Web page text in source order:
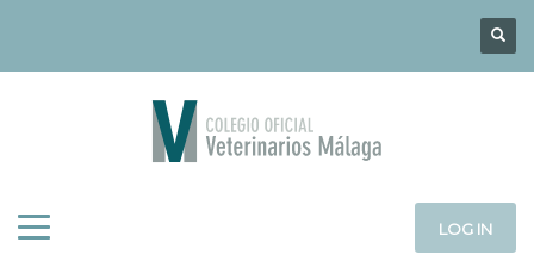
LOG IN